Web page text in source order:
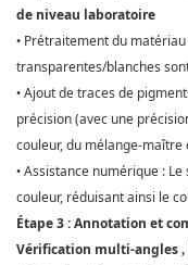
de niveau laboratoire
• Prétraitement du
transparentes/blanches
• Ajout de traces de
précision (avec une
couleur, du mélange-
• Assistance numérique :
couleur, réduisant ainsi le
Étape 3 : Annotation et
Vérification multi-angles ,